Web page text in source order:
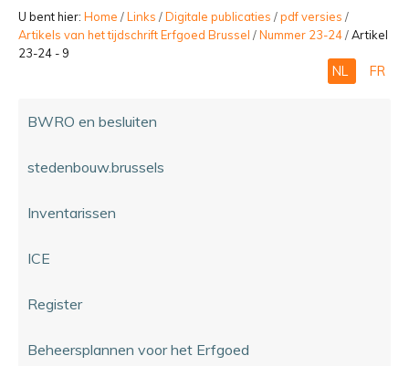
BELEVEN
zoeken...
U bent hier: Home /Links /Digitale publicaties /pdf versies /
Artikels van het tijdschrift Erfgoed Brussel /Nummer 23-24/Artikel
23-24 - 9
NL FR
BWRO en besluiten
stedenbouw.brussels
Inventarissen
ICE
Register
Beheersplannen voor het Erfgoed